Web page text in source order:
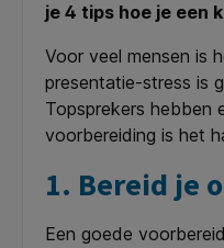
je 4 tips hoe je een
Voor veel mensen is
presentatie-stress is
Topsprekers hebben
voorbereiding is het
1. Bereid je
Een goede